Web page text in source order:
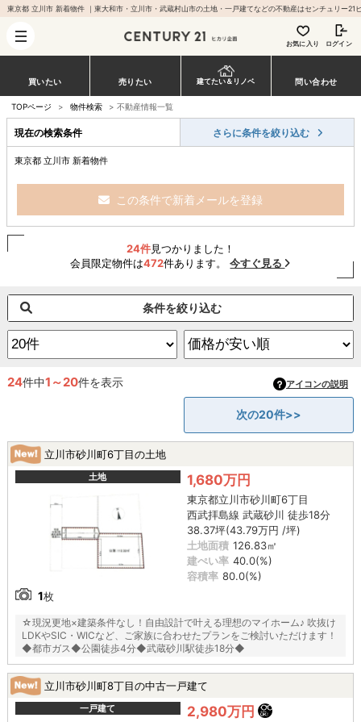
お気に入り ログイン
買いたい 売りたい 建てたい＆リノベ 問い合わせ
TOPページ > 物件検索 > 不動産情報一覧
現在の検索条件 さらに条件を絞り込む
東京都 立川市 新着物件
この条件で新着メールを登録
24件見つかりました！
会員限定物件は472件あります。今すぐ見る
条件を絞り込む
24件中1～20件を表示 アイコンの説明
次の20件>>
立川市砂川町6丁目の土地
土地
1枚
1,680万円
東京都立川市砂川町6丁目
西武拝島線 武蔵砂川 徒歩18分
38.37坪(43.79万円 /坪)
土地面積 126.83㎡
建ぺい率 40.0(%)
容積率 80.0(%)
☆現況更地×建築条件なし！自由設計で叶える理想のマイホーム♪ 吹抜け
LDKやSIC・WICなど、ご家族に合わせたプランをご検討いただけます！
◆都市ガス◆公園徒歩4分◆武蔵砂川駅徒歩18分◆
立川市砂川町8丁目の中古一戸建て
一戸建て 2,980万円